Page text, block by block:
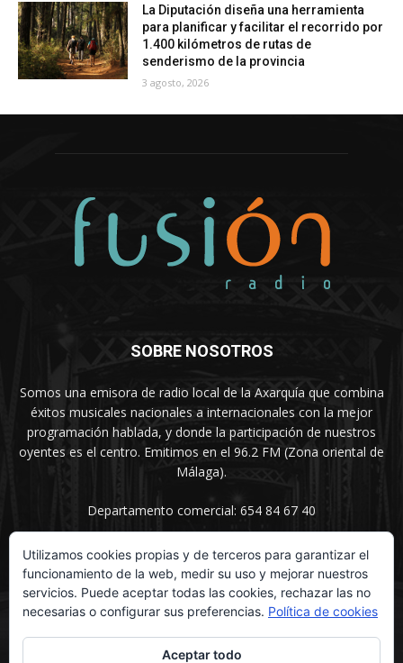
La Diputación diseña una herramienta
para planificar y facilitar el recorrido por
1.400 kilómetros de rutas de
senderismo de la provincia
3 agosto, 2026
SOBRE NOSOTROS
Somos una emisora de radio local de la Axarquía que combina
éxitos musicales nacionales a internacionales con la mejor
programación hablada, y donde la participación de nuestros
oyentes es el centro. Emitimos en el 96.2 FM (Zona oriental de
Málaga).
Departamento comercial: 654 84 67 40
SÍGUENOS
Utilizamos cookies propias y de terceros para garantizar el
funcionamiento de la web, medir su uso y mejorar nuestros
servicios. Puede aceptar todas las cookies, rechazar las no
necesarias o configurar sus preferencias. Política de cookies
Aceptar todo